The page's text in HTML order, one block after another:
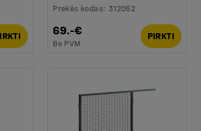
Prekės kodas: 312052
69.-€
Be PVM
PIRKTI